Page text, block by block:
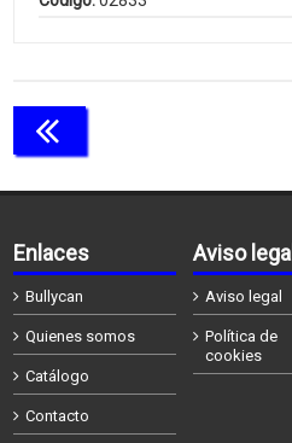
Enlaces
Bullycan
Quienes somos
Catálogo
Contacto
Aviso legal
Aviso legal
Política de
cookies